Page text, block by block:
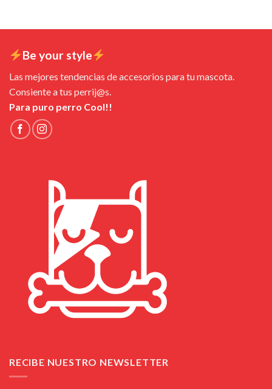
Be your style
Las mejores tendencias de accesorios para tu mascota.
Consiente a tus perrij@s.
Para puro perro Cool!!
RECIBE NUESTRO NEWSLETTER